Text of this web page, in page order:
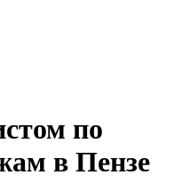
по
в Пензе